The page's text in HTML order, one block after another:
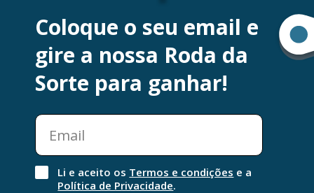
ELGYDIUM Kids Frescura Morango é um gel
ião flúor, preferencialmente recomendado para a
dentária na dentição de leite. O novo sabor
escovagem numa diversão. ? Concentração em
crianças entre 2 e 6 anos
Coloque o seu email e
gire a nossa Roda da
Sorte para ganhar!
Li e aceito os Termos e condições e a
Política de Privacidade.